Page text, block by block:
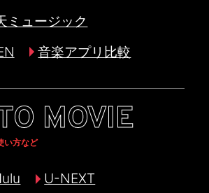
ミュージック
音楽アプリ比較
MOVIE
い方など
U-NEXT